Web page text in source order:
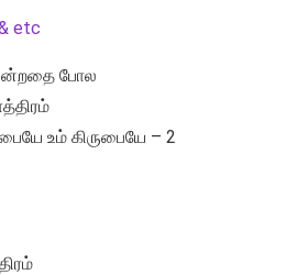
etc
போல
உம் கிருபையே – 2